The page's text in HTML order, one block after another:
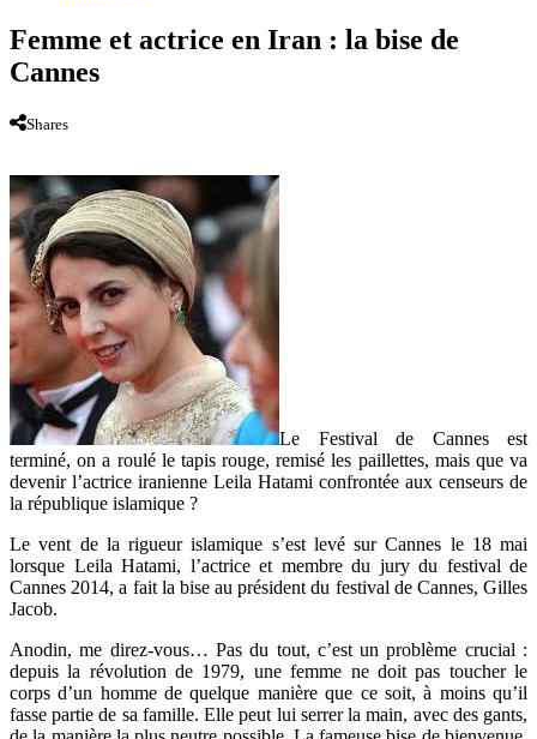
Femme et actrice en Iran : la bise de
Cannes
Shares
Le Festival de Cannes est
terminé, on a roulé le tapis rouge, remisé les paillettes, mais que va
devenir l’actrice iranienne Leila Hatami confrontée aux censeurs de
la république islamique ?
Le vent de la rigueur islamique s’est levé sur Cannes le 18 mai
lorsque Leila Hatami, l’actrice et membre du jury du festival de
Cannes 2014, a fait la bise au président du festival de Cannes, Gilles
Jacob.
Anodin, me direz-vous… Pas du tout, c’est un problème crucial :
depuis la révolution de 1979, une femme ne doit pas toucher le
corps d’un homme de quelque manière que ce soit, à moins qu’il
fasse partie de sa famille. Elle peut lui serrer la main, avec des gants,